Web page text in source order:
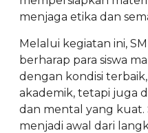
menjaga etika dan
Melalui kegiatan ini,
berharap para siswa
dengan kondisi
akademik, tetapi juga
dan mental yang kuat.
menjadi awal dari